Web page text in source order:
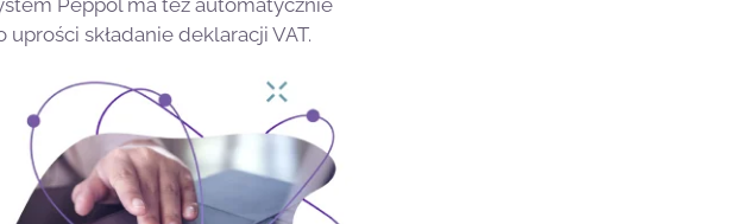
składanie deklaracji VAT.